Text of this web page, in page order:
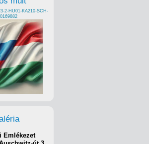
2-HU01-KA210-SCH-
Emlékezet